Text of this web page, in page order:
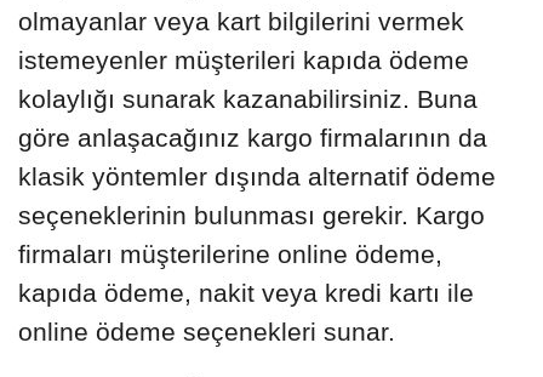
olmayanlar veya kart bilgilerini vermek
istemeyenler müşterileri kapıda ödeme
kolaylığı sunarak kazanabilirsiniz. Buna
göre anlaşacağınız kargo firmalarının da
klasik yöntemler dışında alternatif ödeme
seçeneklerinin bulunması gerekir. Kargo
firmaları müşterilerine online ödeme,
kapıda ödeme, nakit veya kredi kartı ile
online ödeme seçenekleri sunar.